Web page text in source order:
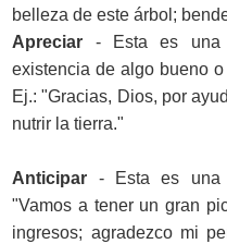
belleza de este árbol;
Apreciar - Esta es una
existencia de algo bueno
Ej.: "Gracias, Dios, por
nutrir la tierra."
Anticipar - Esta es una
"Vamos a tener un gran
ingresos; agradezco mi